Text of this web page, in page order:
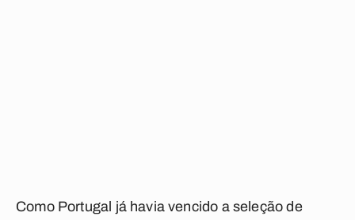
Como Portugal já havia vencido a seleção de